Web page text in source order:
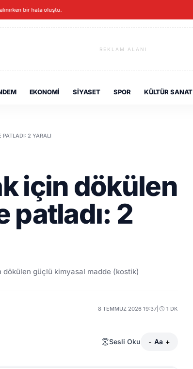
bir hata oluştu.
REKLAM ALANI
EKONOMI SIYASET SPOR KÜLTÜR SANAT
2 YARALI
için dökülen
patladı: 2
dökülen güçlü kimyasal madde (kostik)
8 TEMMUZ 2026 19:37 1 DK
Sesli Oku - Aa +